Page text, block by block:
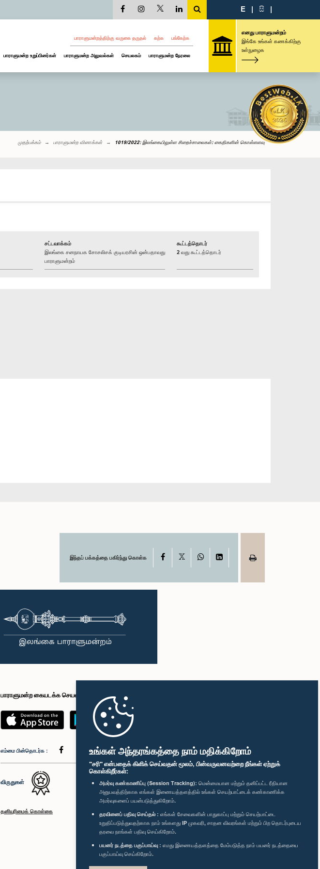
உங்கள் அந்தரங்கத்தை நாம் மதிக்கிறோம்
"சரி" என்பதைக் கிளிக் செய்வதன் மூலம், பின்வருவனவற்றை நீங்கள் ஏற்றுக்
கொள்கிறீர்கள்:
அமர்வு கண்காணிப்பு (Session Tracking): மென்மையான மற்றும் தனிப்பட்ட ரீதியான
அனுபவத்திற்காக எங்கள் இணையத்தளத்தில் உங்கள் செயற்பாட்டைக் கண்காணிக்க
அமர்வுகளைப் பயன்படுத்துகிறோம்.
தரவினைப் பதிவு செய்தல் : எங்கள் சேவைகளின் பாதுகாப்பு மற்றும் செயற்பாட்டை
உறுதிப்படுத்துவதற்காக நாம் உங்களது IP முகவரி, சாதன விவரங்கள் மற்றும் பிற தொடர்புடைய
தரவை நாங்கள் பதிவு செய்கிறோம்.
பயனர் நடத்தை பகுப்பாய்வு : எமது இணையத்தளத்தை மேம்படுத்த நாம் பயனர் நடத்தையை
பகுப்பாய்வு செய்கிறோம்.
E | සි |
பாராளுமன்றத்திற்கு வருகை தருதல் கற்க பங்கேற்க
பாராளுமன்ற உறுப்பினர்கள் பாராளுமன்ற அலுவல்கள் செயலகம் பாராளுமன்ற நேரலை
எனது பாராளுமன்றம்
இங்கே உங்கள் கணக்கிற்கு
உள்நுழைக
முதற்பக்கம் பாராளுமன்ற வினாக்கள் 1019/2022: இலங்கையிலுள்ள சிறைச்சாலைகள்: கைதிகளின் கொள்ளளவு
சட்டவாக்கம்
இலங்கை சனநாயக சோசலிசக் குடியரசின் ஒன்பதாவது
பாராளுமன்றம்
கூட்டத்தொடர்
2 வது கூட்டத்தொடர்
இந்தப் பக்கத்தை பகிர்ந்து கொள்க Facebook WhatsAppLinkedIn
பாராளுமன்ற கையடக்க செயலி
எம்மை பின்தொடர்க :
விருதுகள்
தனியுரிமைக் கொள்கை